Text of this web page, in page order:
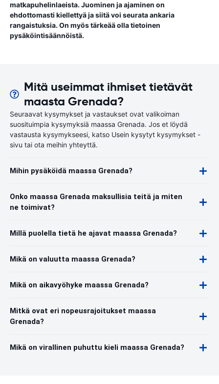
matkapuhelinlaeista. Juominen ja ajaminen on
ehdottomasti kiellettyä ja siitä voi seurata ankaria
rangaistuksia. On myös tärkeää olla tietoinen
pysäköintisäännöistä.
Mitä useimmat ihmiset tietävät
maasta Grenada?
Seuraavat kysymykset ja vastaukset ovat valikoiman
suosituimpia kysymyksiä maassa Grenada. Jos et löydä
vastausta kysymykseesi, katso Usein kysytyt kysymykset -
sivu tai ota meihin yhteyttä.
Mihin pysäköidä maassa Grenada?
Onko maassa Grenada maksullisia teitä ja miten
ne toimivat?
Millä puolella tietä he ajavat maassa Grenada?
Mikä on valuutta maassa Grenada?
Mikä on aikavyöhyke maassa Grenada?
Mitkä ovat eri nopeusrajoitukset maassa
Grenada?
Mikä on virallinen puhuttu kieli maassa Grenada?